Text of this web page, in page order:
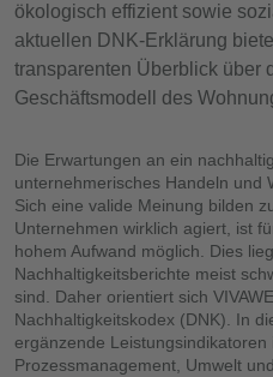
ökologisch effizient sowie
aktuellen DNK-Erklärung
transparenten Überblick über
Geschäftsmodell des
Die Erwartungen an ein
unternehmerisches Handeln und
Sich eine valide Meinung bilden
Unternehmen wirklich agiert, ist
hohem Aufwand möglich. Dies
Nachhaltigkeitsberichte meist
sind. Daher orientiert sich
Nachhaltigkeitskodex (DNK). In
ergänzende
Prozessmanagement, Umwelt